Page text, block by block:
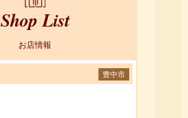
Shop List
お店情報
豊中市